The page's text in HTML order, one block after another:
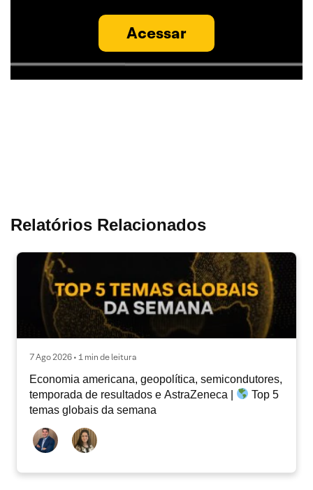
Acessar
Relatórios Relacionados
7 Ago 2026 • 1 min de leitura
Economia americana, geopolítica, semicondutores,
temporada de resultados e AstraZeneca |
Top 5
temas globais da semana